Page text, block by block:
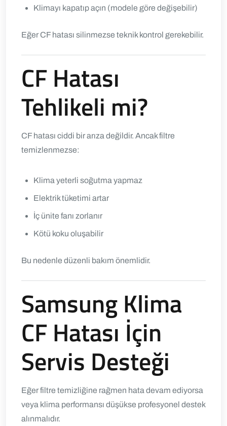
Klimayı kapatıp açın (modele göre değişebilir)
Eğer CF hatası silinmezse teknik kontrol gerekebilir.
CF Hatası
Tehlikeli mi?
CF hatası ciddi bir arıza değildir. Ancak filtre
temizlenmezse:
Klima yeterli soğutma yapmaz
Elektrik tüketimi artar
İç ünite fanı zorlanır
Kötü koku oluşabilir
Bu nedenle düzenli bakım önemlidir.
Samsung Klima
CF Hatası İçin
Servis Desteği
Eğer filtre temizliğine rağmen hata devam ediyorsa
veya klima performansı düşükse profesyonel destek
alınmalıdır.